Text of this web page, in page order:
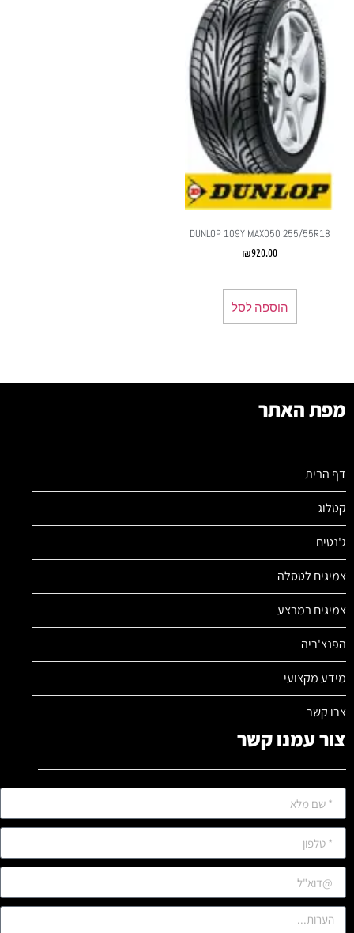
DUNLOP 109Y MAX050 255/55R18
₪920.00
הוספה לסל
מפת האתר
דף הבית
קטלוג
ג'נטים
צמיגים לטסלה
צמיגים במבצע
הפנצ'ריה
מידע מקצועי
צרו קשר
צור עמנו קשר